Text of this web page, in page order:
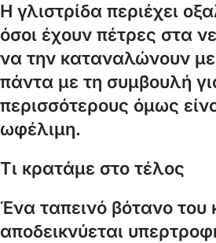
Η γλιστρίδα περιέχει
όσοι έχουν πέτρες στα
να την καταναλώνουν με
πάντα με τη συμβουλή
περισσότερους όμως
ωφέλιμη.
Τι κρατάμε στο τέλος
Ένα ταπεινό βότανο του
αποδεικνύεται